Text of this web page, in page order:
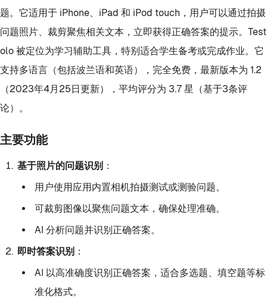
题。它适用于 iPhone、iPad 和 iPod touch，用户可以通过拍摄
问题照片、裁剪聚焦相关文本，立即获得正确答案的提示。Test
olo 被定位为学习辅助工具，特别适合学生备考或完成作业。它
支持多语言（包括波兰语和英语），完全免费，最新版本为 1.2
（2023年4月25日更新），平均评分为 3.7 星（基于3条评
论）。
主要功能
基于照片的问题识别 ：
用户使用应用内置相机拍摄测试或测验问题。
可裁剪图像以聚焦问题文本，确保处理准确。
AI 分析问题并识别正确答案。
即时答案识别 ：
AI 以高准确度识别正确答案，适合多选题、填空题等标
准化格式。